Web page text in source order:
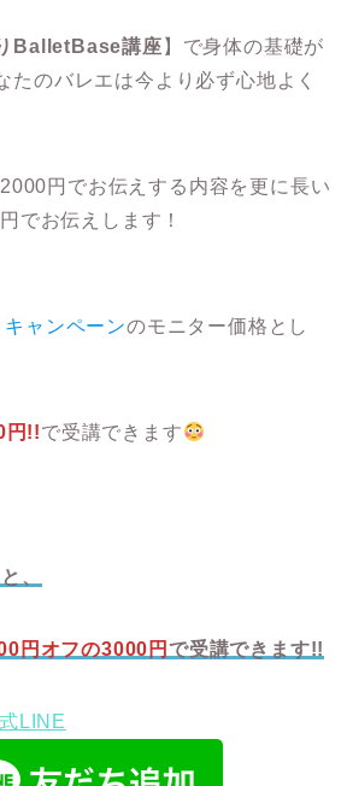
BalletBase講座 】で身体の基礎が
たのバレエは今より必ず心地よく
円でお伝えする内容を更に長い
でお伝えします！
ャンペーンのモニター価格とし
円!!で受講できます
、
円オフの3000円で受講できます!!
LINE